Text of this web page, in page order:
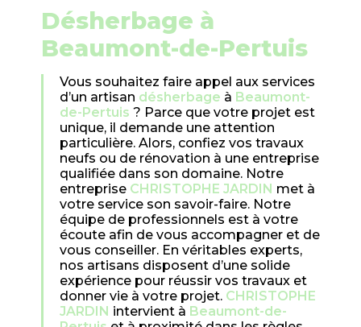
désherbage à
Beaumont-de-Pertuis
Vous souhaitez faire appel aux services
d’un artisan désherbage à Beaumont-
de-Pertuis ? Parce que votre projet est
unique, il demande une attention
particulière. Alors, confiez vos travaux
neufs ou de rénovation à une entreprise
qualifiée dans son domaine. Notre
entreprise CHRISTOPHE JARDIN met à
votre service son savoir-faire. Notre
équipe de professionnels est à votre
écoute afin de vous accompagner et de
vous conseiller. En véritables experts,
nos artisans disposent d’une solide
expérience pour réussir vos travaux et
donner vie à votre projet. CHRISTOPHE
JARDIN intervient à Beaumont-de-